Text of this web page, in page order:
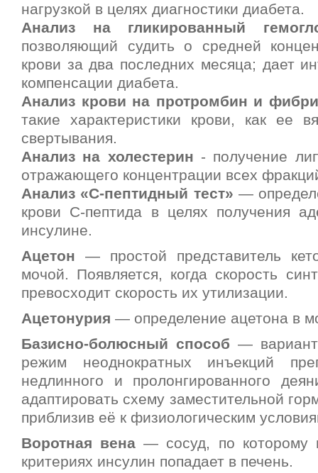
нагрузкой в целях диагностики диабета.
Анализ на гликированный
позволяющий судить о средней
крови за два последних месяца; дает
компенсации диабета.
Анализ крови на протромбин и
такие характеристики крови, как ее
свертывания.
Анализ на холестерин - получение
отражающего концентрации всех
Анализ «С-пептидный тест» —
крови С-пептида в целях получения
инсулине.
Ацетон — простой представитель
мочой. Появляется, когда скорость
превосходит скорость их утилизации.
Ацетонурия — определение ацетона в
Базисно-болюсный способ — вариант
режим неоднократных инъекций
недлинного и пролонгированного
адаптировать схему заместительной
приблизив её к физиологическим
Воротная вена — сосуд, по которому
критериях инсулин попадает в печень.